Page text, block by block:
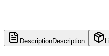
DescriptionDescription